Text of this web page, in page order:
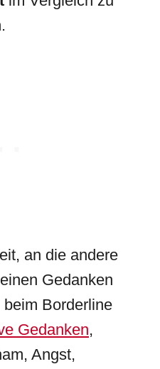
an die andere
Gedanken
Borderline
Gedanken,
Angst,